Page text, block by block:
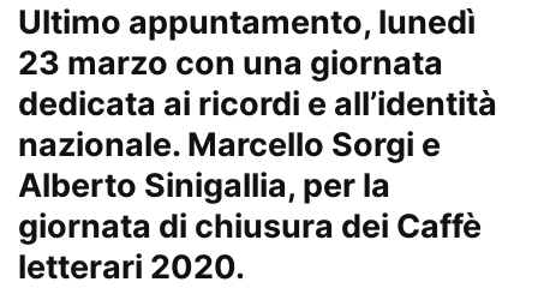
Ultimo appuntamento, lunedì
23 marzo con una giornata
dedicata ai ricordi e all’identità
nazionale. Marcello Sorgi e
Alberto Sinigallia, per la
giornata di chiusura dei Caffè
letterari 2020.